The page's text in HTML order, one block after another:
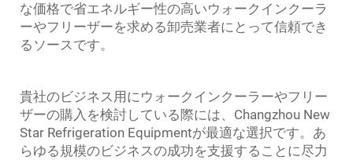
な価格で省エネルギー性の高いウォークインクーラ
ーやフリーザーを求める卸売業者にとって信頼でき
るソースです。
貴社のビジネス用にウォークインクーラーやフリー
ザーの購入を検討している際には、Changzhou New
Star Refrigeration Equipmentが最適な選択です。あ
らゆる規模のビジネスの成功を支援することに尽力